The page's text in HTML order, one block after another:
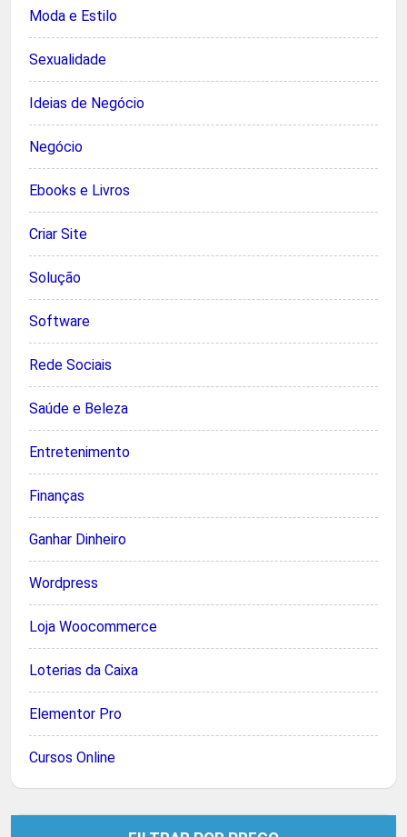
Moda e Estilo
Sexualidade
Ideias de Negócio
Negócio
Ebooks e Livros
Criar Site
Solução
Software
Rede Sociais
Saúde e Beleza
Entretenimento
Finanças
Ganhar Dinheiro
Wordpress
Loja Woocommerce
Loterias da Caixa
Elementor Pro
Cursos Online